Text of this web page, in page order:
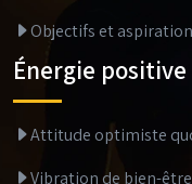
Objectifs et
Énergie positive
Attitude optimiste
Vibration de bien-être